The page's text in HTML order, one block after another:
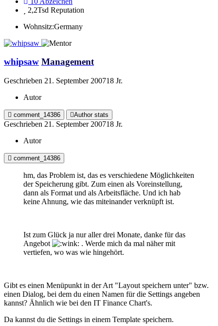
2,2Tsd Reputation
Wohnsitz:Germany
whipsaw Management
Geschrieben 21. September 200718 Jr.
Autor
comment_14386 Author stats
Geschrieben 21. September 200718 Jr.
Autor
comment_14386
hm, das Problem ist, das es verschiedene Möglichkeiten
der Speicherung gibt. Zum einen als Voreinstellung,
dann als Format und als Arbeitsfläche. Und ich hab
keine Ahnung, wie das miteinander verknüpft ist.
Ist zum Glück ja nur aller drei Monate, danke für das
Angebot
. Werde mich da mal näher mit
vertiefen, wo was wie hingehört.
Gibt es einen Menüpunkt in der Art "Layout speichern unter" bzw.
einen Dialog, bei dem du einen Namen für die Settings angeben
kannst? Ähnlich wie bei den IT Finance Chart's.
Da kannst du die Settings in einem Template speichern.